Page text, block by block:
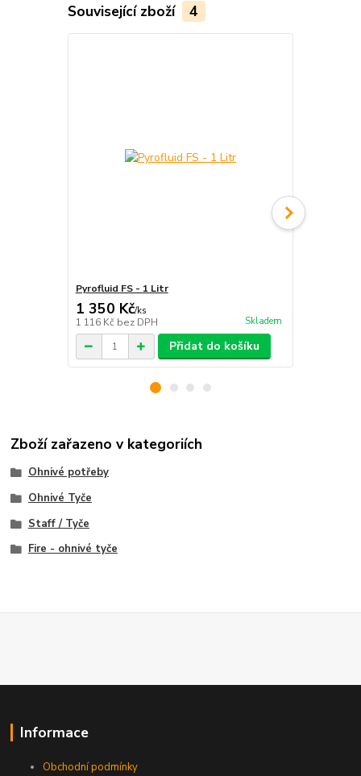
Související zboží 4
Pyrofluid FS - 1 Litr
1 350 Kč/ks
1 116 Kč bez DPH Skladem
Přidat do košíku
Zboží zařazeno v kategoriích
Ohnivé potřeby
Ohnivé Tyče
Staff / Tyče
Fire - ohnivé tyče
Informace
Obchodní podmínky